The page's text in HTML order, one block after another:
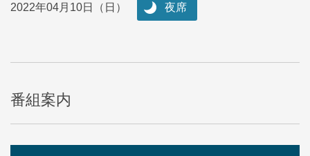
2022年04月10日（日） 夜席
番組案内